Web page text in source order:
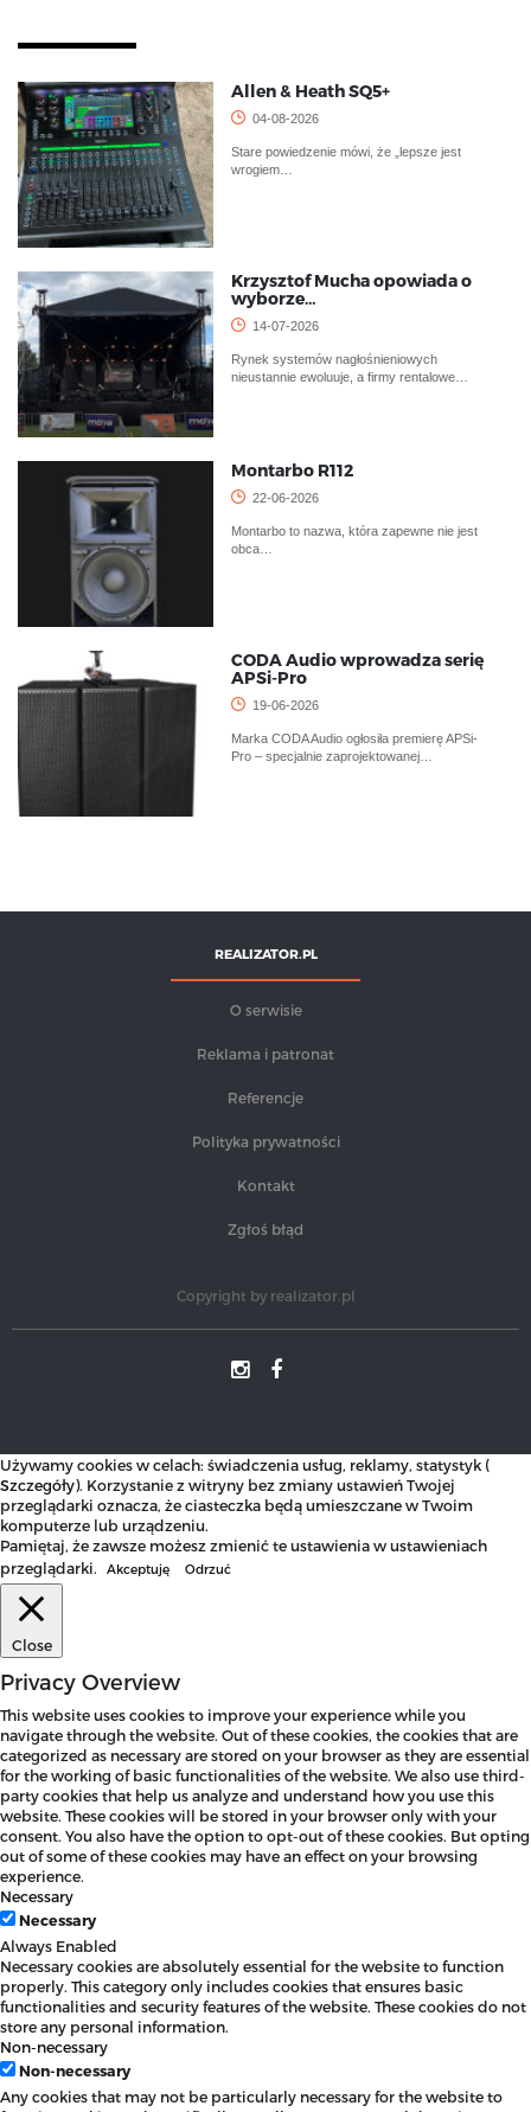
Allen & Heath SQ5+
04-08-2026
Stare powiedzenie mówi, że „lepsze jest
wrogiem…
Krzysztof Mucha opowiada o
wyborze…
14-07-2026
Rynek systemów nagłośnieniowych
nieustannie ewoluuje, a firmy rentalowe…
Montarbo R112
22-06-2026
Montarbo to nazwa, która zapewne nie jest
obca…
CODA Audio wprowadza serię
APSi-Pro
19-06-2026
Marka CODA Audio ogłosiła premierę APSi-
Pro – specjalnie zaprojektowanej…
REALIZATOR.PL
O serwisie
Reklama i patronat
Referencje
Polityka prywatności
Kontakt
Zgłoś błąd
Copyright by realizator.pl
Używamy cookies w celach: świadczenia usług, reklamy, statystyk (
Szczegóły). Korzystanie z witryny bez zmiany ustawień Twojej
przeglądarki oznacza, że ciasteczka będą umieszczane w Twoim
komputerze lub urządzeniu.
Pamiętaj, że zawsze możesz zmienić te ustawienia w ustawieniach
przeglądarki.
Akceptuję Odrzuć
Close
Privacy Overview
This website uses cookies to improve your experience while you
navigate through the website. Out of these cookies, the cookies that are
categorized as necessary are stored on your browser as they are essential
for the working of basic functionalities of the website. We also use third-
party cookies that help us analyze and understand how you use this
website. These cookies will be stored in your browser only with your
consent. You also have the option to opt-out of these cookies. But opting
out of some of these cookies may have an effect on your browsing
experience.
Necessary
Necessary
Always Enabled
Necessary cookies are absolutely essential for the website to function
properly. This category only includes cookies that ensures basic
functionalities and security features of the website. These cookies do not
store any personal information.
Non-necessary
Non-necessary
Any cookies that may not be particularly necessary for the website to